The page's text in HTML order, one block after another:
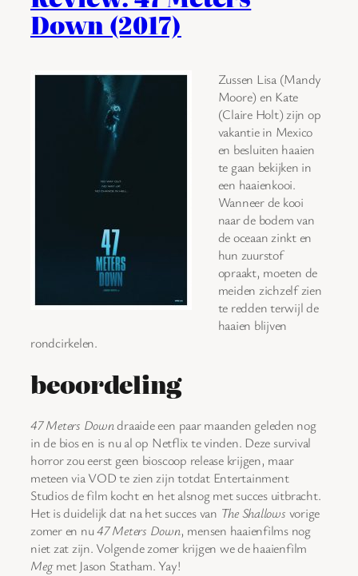
Down (2017)
Zussen Lisa (Mandy
Moore) en Kate
(Claire Holt) zijn op
vakantie in Mexico
en besluiten haaien
te gaan bekijken in
een haaienkooi.
Wanneer de kooi
naar de bodem van
de oceaan zinkt en
hun zuurstof
opraakt, moeten de
meiden zichzelf zien
te redden terwijl de
haaien blijven
rondcirkelen.
beoordeling
47 Meters Downdraaide een paar maanden geleden nog
in de bios en is nu al op Netflix te vinden. Deze survival
horror zou eerst geen bioscoop release krijgen, maar
meteen via VOD te zien zijn totdat Entertainment
Studios de film kocht en het alsnog met succes uitbracht.
Het is duidelijk dat na het succes van The Shallows vorige
zomer en nu47 Meters Down, mensen haaienfilms nog
niet zat zijn. Volgende zomer krijgen we de haaienfilm
Megmet Jason Statham. Yay!